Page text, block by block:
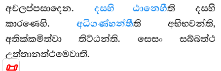
📜
අචලප්පසාදෙන.දසහි ඨානෙහීති දසහි
කාරණෙහි. අධිගණ්හන්තීති අභිභවන්ති,
අතික්කමිත්වා තිට්ඨන්ති. සෙසං සබ්බත්ථ
උත්තානත්ථමෙවාති.